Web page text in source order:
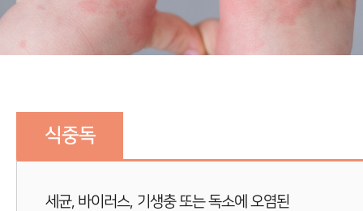
식중독
세균, 바이러스, 기생충 또는 독소에 오염된